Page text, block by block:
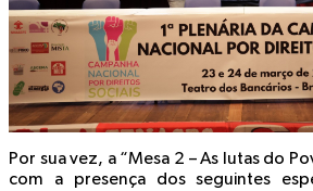
Por sua vez, a “Mesa 2 – As lutas do
com a presença dos seguintes